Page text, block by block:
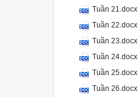
Tuần 21.docx
Tuần 22.docx
Tuần 23.docx
Tuần 24.docx
Tuần 25.docx
Tuần 26.docx